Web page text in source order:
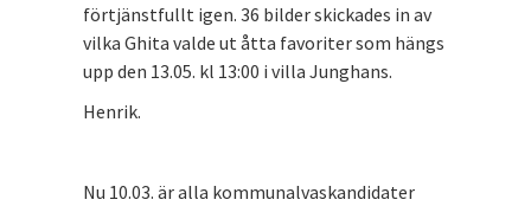
förtjänstfullt igen. 36 bilder skickades in av
vilka Ghita valde ut åtta favoriter som hängs
upp den 13.05. kl 13:00 i villa Junghans.
Henrik.
Nu 10.03. är alla kommunalvaskandidater